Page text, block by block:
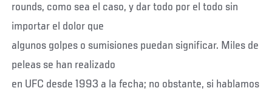
rounds, como sea el caso, y dar todo por el todo sin
importar el dolor que
algunos golpes o sumisiones puedan significar. Miles de
peleas se han realizado
en UFC desde 1993 a la fecha; no obstante, si hablamos